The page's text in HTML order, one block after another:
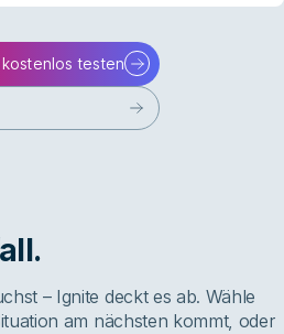
testen
– Ignite deckt es ab. Wähle
am nächsten kommt, oder